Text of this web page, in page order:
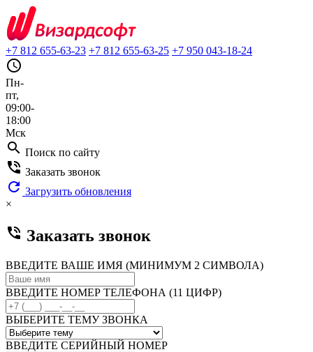
+7 812 655-63-23 +7 812 655-63-25 +7 950 043-18-24
query_builder
Пн-
пт,
09:00-
18:00
Мск
search Поиск по сайту
phone_in_talk Заказать звонок
refresh Загрузить обновления
×
phone_in_talk Заказать звонок
ВВЕДИТЕ ВАШЕ ИМЯ (МИНИМУМ 2 СИМВОЛА)
ВВЕДИТЕ НОМЕР ТЕЛЕФОНА (11 ЦИФР)
ВЫБЕРИТЕ ТЕМУ ЗВОНКА
ВВЕДИТЕ СЕРИЙНЫЙ НОМЕР